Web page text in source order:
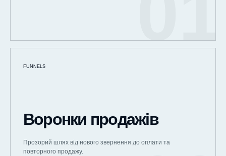
FUNNELS
Воронки продажів
Прозорий шлях від нового звернення до оплати та
повторного продажу.